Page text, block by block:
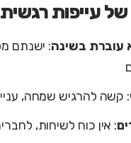
עייפות רגשית
עוברת בשינה: ישנתם
: קשה להרגיש שמחה,
: אין כוח לשיחות,